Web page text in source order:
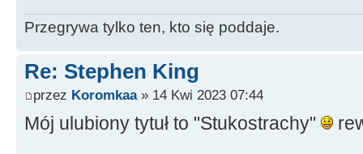
Przegrywa tylko ten, kto się poddaje.
Re: Stephen King
przez Koromkaa» 14 Kwi 2023 07:44
Mój ulubiony tytuł to "Stukostrachy"